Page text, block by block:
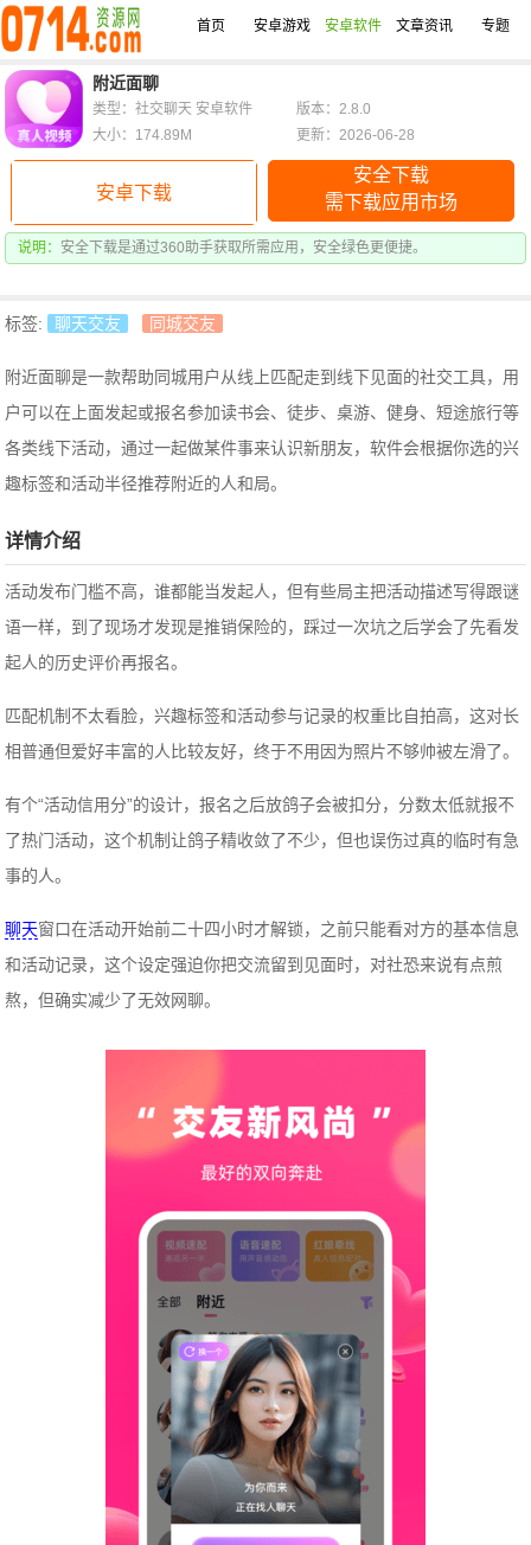
首页 安卓游戏 安卓软件 文章资讯 专题
附近面聊
安卓下载
安全下载
需下载应用市场
说明： 安全下载是通过360助手获取所需应用，安全绿色更便捷。
类型：社交聊天 安卓软件
版本：2.8.0
大小：174.89M
更新：2026-06-28
标签: 聊天交友 同城交友
附近面聊是一款帮助同城用户从线上匹配走到线下见面的社交工具，用
户可以在上面发起或报名参加读书会、徒步、桌游、健身、短途旅行等
各类线下活动，通过一起做某件事来认识新朋友，软件会根据你选的兴
趣标签和活动半径推荐附近的人和局。
详情介绍
活动发布门槛不高，谁都能当发起人，但有些局主把活动描述写得跟谜
语一样，到了现场才发现是推销保险的，踩过一次坑之后学会了先看发
起人的历史评价再报名。
匹配机制不太看脸，兴趣标签和活动参与记录的权重比自拍高，这对长
相普通但爱好丰富的人比较友好，终于不用因为照片不够帅被左滑了。
有个“活动信用分”的设计，报名之后放鸽子会被扣分，分数太低就报不
了热门活动，这个机制让鸽子精收敛了不少，但也误伤过真的临时有急
事的人。
聊天窗口在活动开始前二十四小时才解锁，之前只能看对方的基本信息
和活动记录，这个设定强迫你把交流留到见面时，对社恐来说有点煎
熬，但确实减少了无效网聊。